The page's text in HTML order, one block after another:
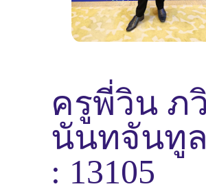
ครูพี่วิน ภ
นันทจันทู
: 13105